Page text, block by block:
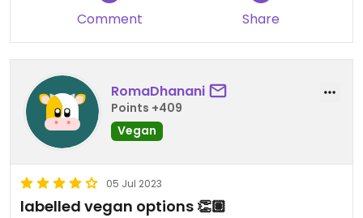
Comment Share
RomaDhanani
Points +409
Vegan
05 Jul 2023
labelled vegan options 👏🏽